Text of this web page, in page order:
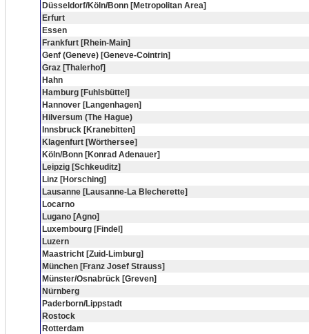
Düsseldorf/Köln/Bonn [Metropolitan Area]
Erfurt
Essen
Frankfurt [Rhein-Main]
Genf (Geneve) [Geneve-Cointrin]
Graz [Thalerhof]
Hahn
Hamburg [Fuhlsbüttel]
Hannover [Langenhagen]
Hilversum (The Hague)
Innsbruck [Kranebitten]
Klagenfurt [Wörthersee]
Köln/Bonn [Konrad Adenauer]
Leipzig [Schkeuditz]
Linz [Horsching]
Lausanne [Lausanne-La Blecherette]
Locarno
Lugano [Agno]
Luxembourg [Findel]
Luzern
Maastricht [Zuid-Limburg]
München [Franz Josef Strauss]
Münster/Osnabrück [Greven]
Nürnberg
Paderborn/Lippstadt
Rostock
Rotterdam